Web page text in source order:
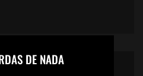
DE LALULULA
DE NADA